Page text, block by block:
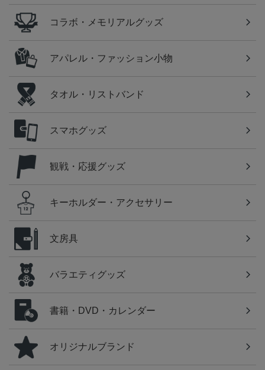
コラボ・メモリアルグッズ
アパレル・ファッション小物
タオル・リストバンド
スマホグッズ
観戦・応援グッズ
キーホルダー・アクセサリー
文房具
バラエティグッズ
書籍・DVD・カレンダー
オリジナルブランド